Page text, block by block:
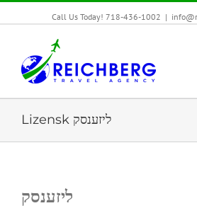
Call Us Today! 718-436-1002 |
Lizensk ליזענסק
ליזענסק